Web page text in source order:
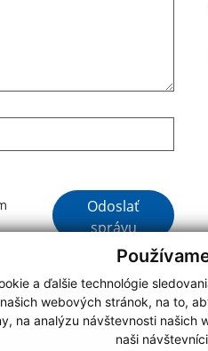
a ďalšie technológie
webových stránok, na to,
na analýzu návštevnosti
naši
Google reCaptcha
Odoslať
správu
webdesign|